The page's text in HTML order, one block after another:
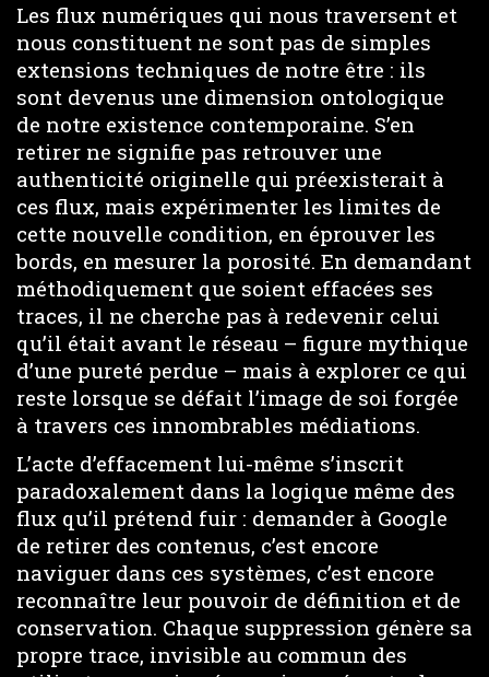
Les flux numériques qui nous traversent et
nous constituent ne sont pas de simples
extensions techniques de notre être : ils
sont devenus une dimension ontologique
de notre existence contemporaine. S’en
retirer ne signifie pas retrouver une
authenticité originelle qui préexisterait à
ces flux, mais expérimenter les limites de
cette nouvelle condition, en éprouver les
bords, en mesurer la porosité. En demandant
méthodiquement que soient effacées ses
traces, il ne cherche pas à redevenir celui
qu’il était avant le réseau – figure mythique
d’une pureté perdue – mais à explorer ce qui
reste lorsque se défait l’image de soi forgée
à travers ces innombrables médiations.
L’acte d’effacement lui-même s’inscrit
paradoxalement dans la logique même des
flux qu’il prétend fuir : demander à Google
de retirer des contenus, c’est encore
naviguer dans ces systèmes, c’est encore
reconnaître leur pouvoir de définition et de
conservation. Chaque suppression génère sa
propre trace, invisible au commun des